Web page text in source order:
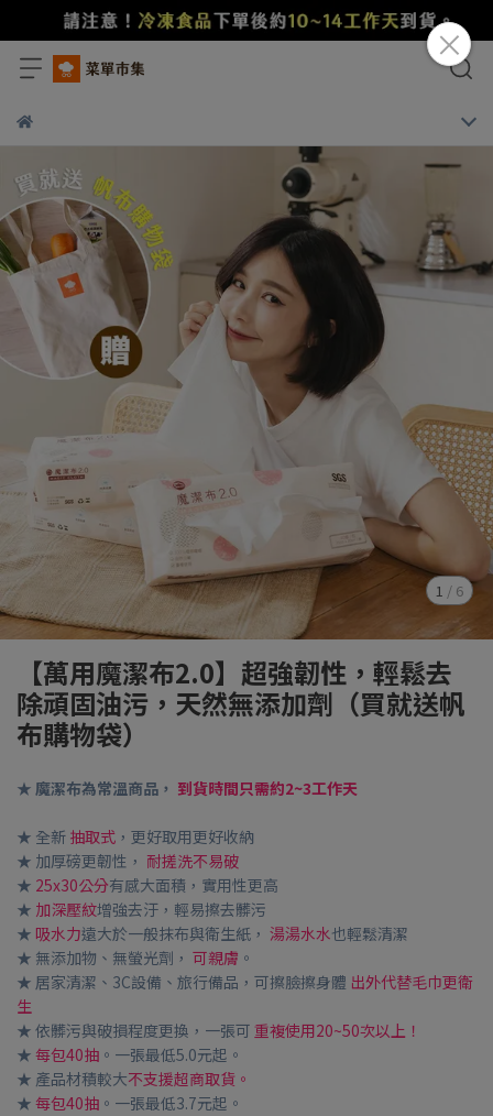
1 / 6
【萬用魔潔布2.0】超強韌性，輕鬆去
除頑固油污，天然無添加劑（買就送帆
布購物袋）
★ 魔潔布為常溫商品， 到貨時間只需約2~3工作天
★ 全新 抽取式 ，更好取用更好收納
★ 加厚磅更韌性， 耐搓洗不易破
★ 25x30公分有感大面積，實用性更高
★ 加深壓紋增強去汙，輕易擦去髒污
★ 吸水力遠大於一般抹布與衛生紙， 湯湯水水也輕鬆清潔
★ 無添加物、無螢光劑， 可親膚 。
★ 居家清潔、3C設備、旅行備品，可擦臉擦身體 出外代替毛巾更衛
生
★ 依髒污與破損程度更換，一張可 重複使用20~50次以上！
★ 每包40抽 。一張最低5.0元起。
★ 產品材積較大不支援超商取貨。
★ 每包40抽 。一張最低3.7元起。